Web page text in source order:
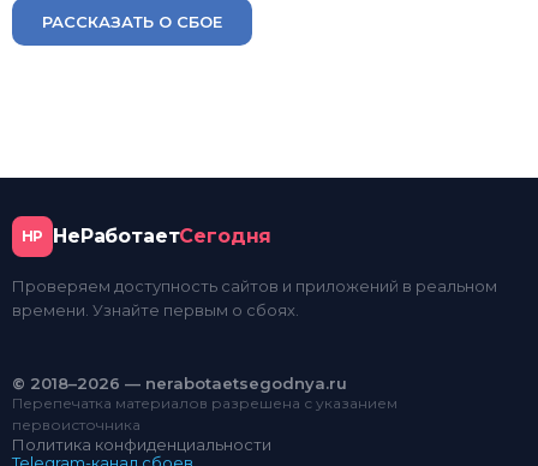
РАССКАЗАТЬ О СБОЕ
НР НеРаботаетСегодня
Проверяем доступность сайтов и приложений в реальном
времени. Узнайте первым о сбоях.
© 2018–2026 — nerabotaetsegodnya.ru
Перепечатка материалов разрешена с указанием
первоисточника
Политика конфиденциальности